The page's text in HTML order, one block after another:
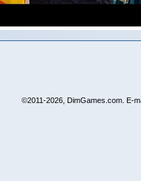
©2011-2026, DimGames.com. E-